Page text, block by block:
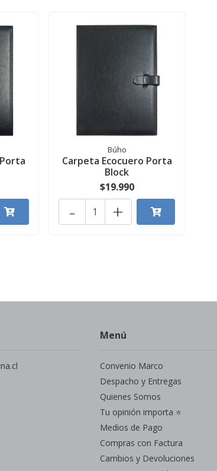
Búho
Carpeta Ecocuero Porta
Block
$19.990
+
-
Menú
Convenio Marco
Despacho y Entregas
Quienes Somos
Tu opinión importa ⭐
Medios de Pago
Compras con Factura
Cambios y Devoluciones